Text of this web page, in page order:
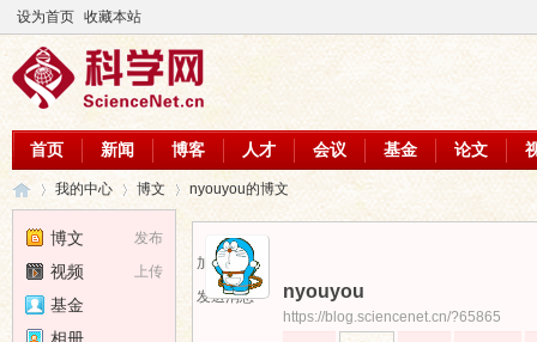
设为首页 收藏本站
首页 新闻 博客 人才 会议 基金 论文
›
我的中心 博文 nyouyou的博文
加为好友
发送消息
nyouyou
https://blog.sciencenet.cn/?65865
发布
博文
上传
视频
基金